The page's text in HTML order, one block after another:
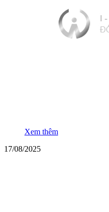
Xem thêm
17/08/2025